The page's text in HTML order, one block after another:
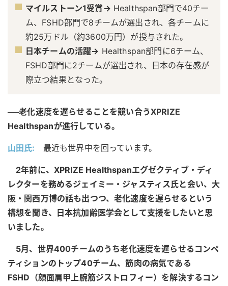
マイルストーン1受賞→ Healthspan部門で40チー
ム、FSHD部門で8チームが選出され、各チームに
約25万ドル（約3600万円）が授与された。
日本チームの活躍→ Healthspan部門に6チーム、
FSHD部門に2チームが選出され、日本の存在感が
際立つ結果となった。
──老化速度を遅らせることを競い合うXPRIZE
Healthspanが進行している。
山田氏: 最近も世界中を回っています。
2年前に、XPRIZE Healthspanエグゼクティブ・ディ
レクターを務めるジェイミー・ジャスティス氏と会い、大
阪・関西万博の話も出つつ、老化速度を遅らせるという
構想を聞き、日本抗加齢医学会として支援をしたいと思
いました。
5月、世界400チームのうち老化速度を遅らせるコンペ
ティションのトップ40チーム、筋肉の病気である
FSHD（顔面肩甲上腕筋ジストロフィー）を解決するコン